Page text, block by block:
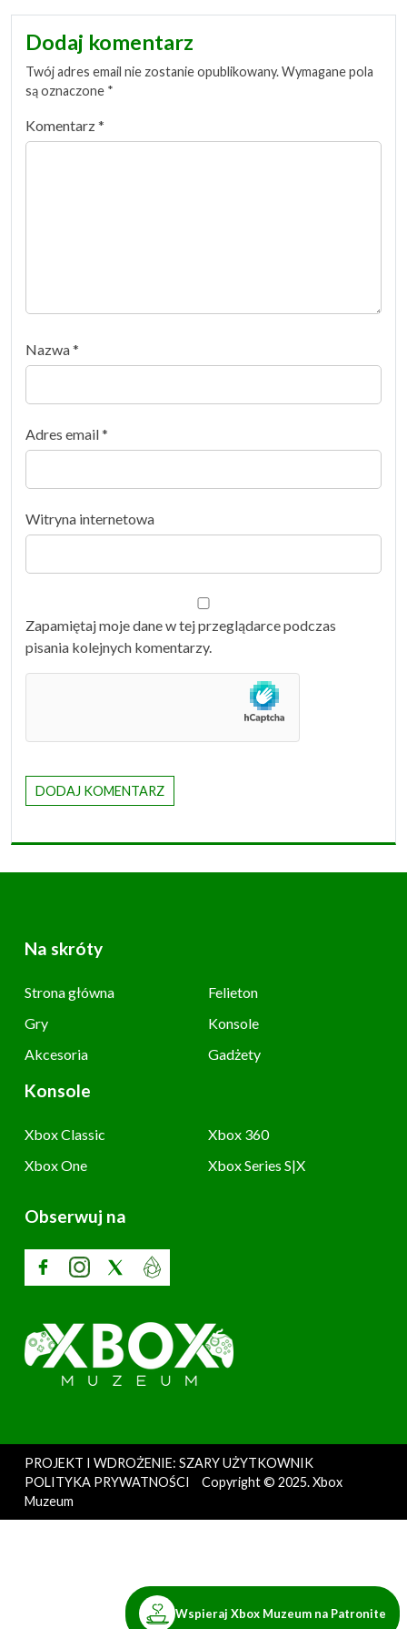
Dodaj komentarz
Twój adres email nie zostanie opublikowany.Wymagane pola
są oznaczone *
Komentarz*
Nazwa*
Adres email*
Witryna internetowa
Zapamiętaj moje dane w tej przeglądarce podczas
pisania kolejnych komentarzy.
Na skróty
Strona główna
Felieton
Gry
Konsole
Akcesoria
Gadżety
Konsole
Xbox Classic
Xbox 360
Xbox One
Xbox Series S|X
Obserwuj na
PROJEKT I WDROŻENIE: SZARY UŻYTKOWNIK
POLITYKA PRYWATNOŚCI
Copyright © 2025. Xbox
Muzeum
Wspieraj Xbox Muzeum na Patronite